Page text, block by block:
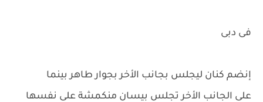
فى دبى
إنضم كنان ليجلس بجانب الأخر بجوار طاهر بينما
على الجانب الأخر تجلس بيسان منكمشة على نفسها